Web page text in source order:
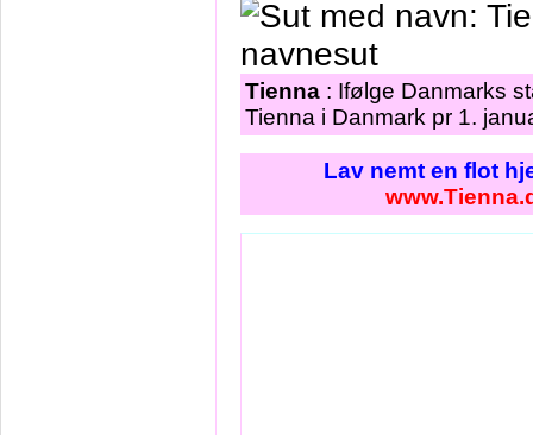
Tienna : Ifølge Danmarks
Tienna i Danmark pr 1.
Lav nemt en flot